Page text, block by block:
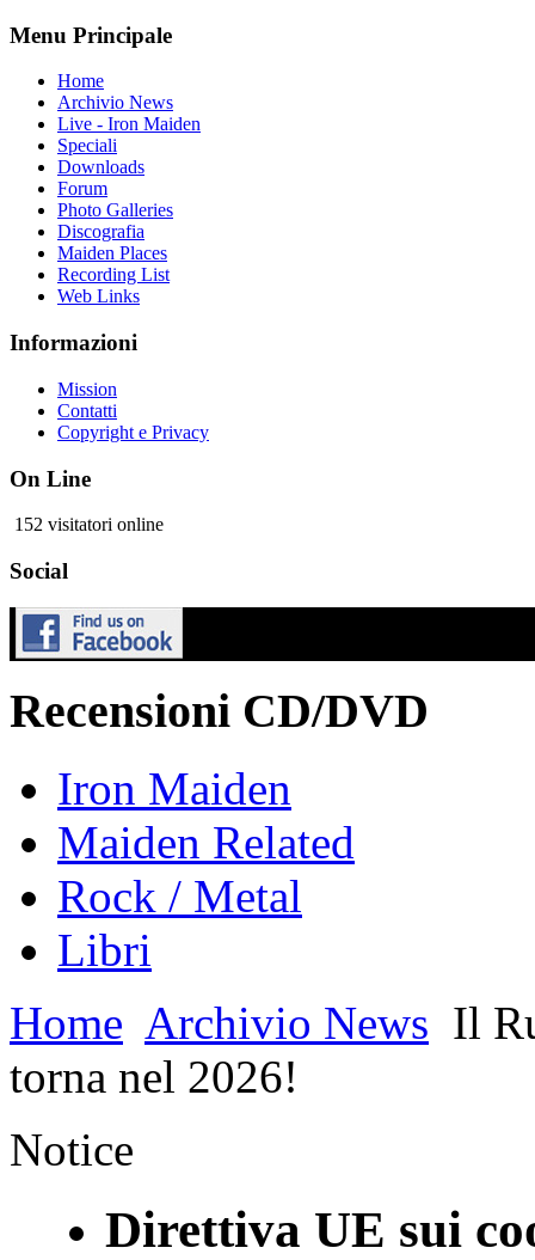
Menu Principale
Home
Archivio News
Live - Iron Maiden
Speciali
Downloads
Forum
Photo Galleries
Discografia
Maiden Places
Recording List
Web Links
Informazioni
Mission
Contatti
Copyright e Privacy
On Line
152 visitatori online
Social
Recensioni CD/DVD
Iron Maiden
Maiden Related
Rock / Metal
Libri
Home Archivio News Il
torna nel 2026!
Notice
Direttiva UE sui